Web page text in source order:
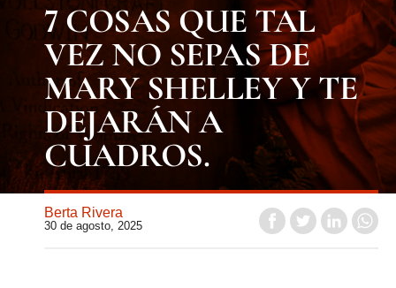
7 COSAS QUE TAL
VEZ NO SEPAS DE
MARY SHELLEY Y TE
DEJARÁN A
CUADROS.
Berta Rivera
30 de agosto, 2025